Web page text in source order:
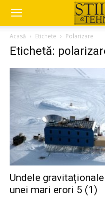
Acasă Etichete Polarizare
Etichetă:
Undele
unei mari erori 5 (1)